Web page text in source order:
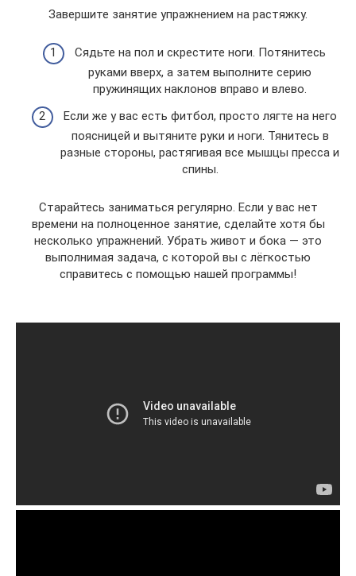
Завершите занятие упражнением на растяжку.
Сядьте на пол и скрестите ноги. Потянитесь
руками вверх, а затем выполните серию
пружинящих наклонов вправо и влево.
Если же у вас есть фитбол, просто лягте на него
поясницей и вытяните руки и ноги. Тянитесь в
разные стороны, растягивая все мышцы пресса и
спины.
Старайтесь заниматься регулярно. Если у вас нет
времени на полноценное занятие, сделайте хотя бы
несколько упражнений. Убрать живот и бока — это
выполнимая задача, с которой вы с лёгкостью
справитесь с помощью нашей программы!